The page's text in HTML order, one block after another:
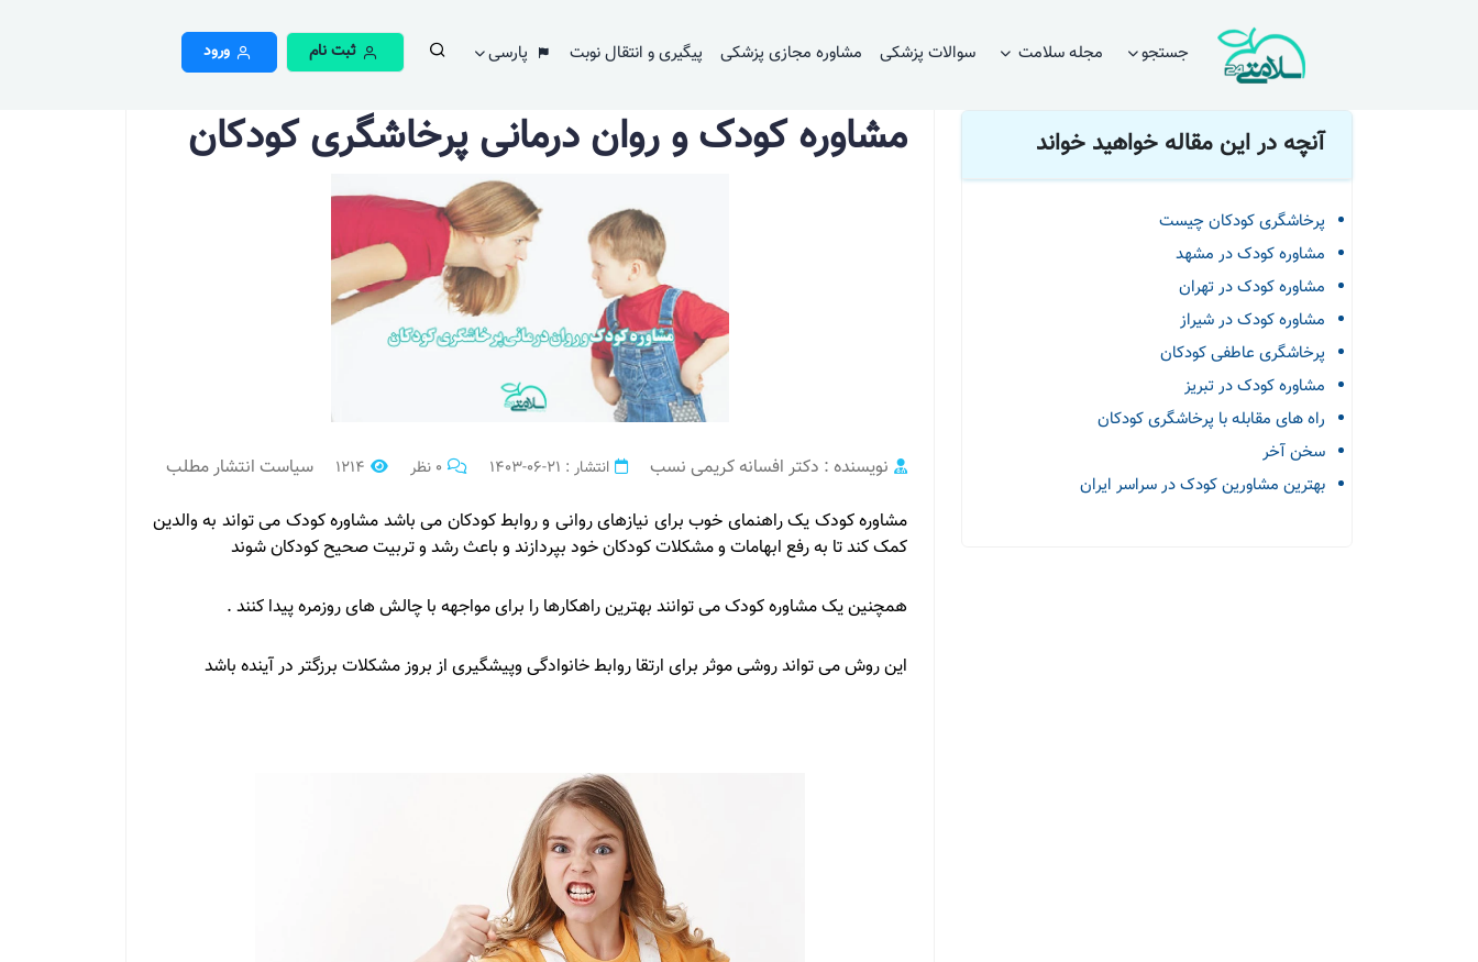
جستجو مجله سلامت سوالات پزشکی مشاوره مجازی پزشکی پیگیری و انتقال نوبت پارسی ثبت نام ورود صفحه اصلی مقالات مشاوره کودک و روان درمانی پرخاشگری کودکان
آنچه در این مقاله خواهید خواند
پرخاشگری کودکان چیست
مشاوره کودک در مشهد
مشاوره کودک در تهران
مشاوره کودک در شیراز
پرخاشگری عاطفی کودکان
مشاوره کودک در تبریز
راه های مقابله با پرخاشگری کودکان
سخن آخر
بهترین مشاورین کودک در سراسر ایران
مشاوره کودک و روان درمانی پرخاشگری کودکان
نویسنده : دکتر افسانه کریمی نسب انتشار : 21-06-1403 0 نظر 1214
سیاست انتشار مطلب
مشاوره کودک یک راهنمای خوب برای نیازهای روانی و روابط کودکان می باشد مشاوره کودک می تواند به والدین
کمک کند تا به رفع ابهامات و مشکلات کودکان خود بپردازند و باعث رشد و تربیت صحیح کودکان شوند
همچنین یک مشاوره کودک می توانند بهترین راهکارها را برای مواجهه با چالش های روزمره پیدا کنند .
این روش می تواند روشی موثر برای ارتقا روابط خانوادگی وپیشگیری از بروز مشکلات برزگتر در آینده باشد